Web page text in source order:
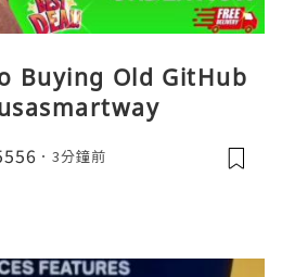
Buying Old GitHub
3分鐘前